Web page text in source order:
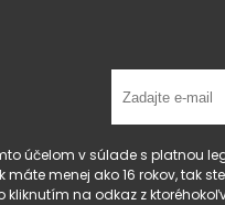
účelom v súlade s platnou
máte menej ako 16 rokov,
na odkaz z